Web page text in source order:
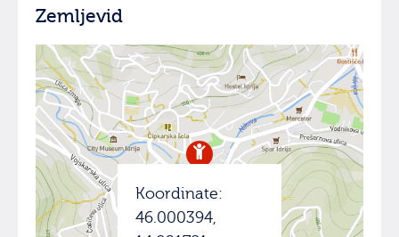
Zemljevid
Koordinate:
46.000394,